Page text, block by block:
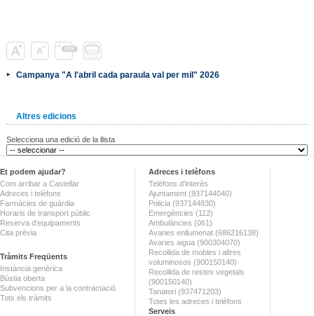
Campanya "A l'abril cada paraula val per mil" 2026
Altres edicions
Selecciona una edició de la llista
Et podem ajudar?
Com arribar a Castellar
Adreces i telèfons
Farmàcies de guàrdia
Horaris de transport públic
Reserva d'equipaments
Cita prèvia
Tràmits Freqüents
Instància genèrica
Bústia oberta
Subvencions per a la contractació
Tots els tràmits
Adreces i telèfons
Telèfons d'interès
Ajuntament (937144040)
Policia (937144830)
Emergències (112)
Ambulàncies (061)
Avaries enllumenat (686216138)
Avaries aigua (900304070)
Recollida de mobles i altres
voluminosos (900150140)
Recollida de restes vegetals
(900150140)
Tanatori (937471203)
Totes les adreces i telèfons
Serveis